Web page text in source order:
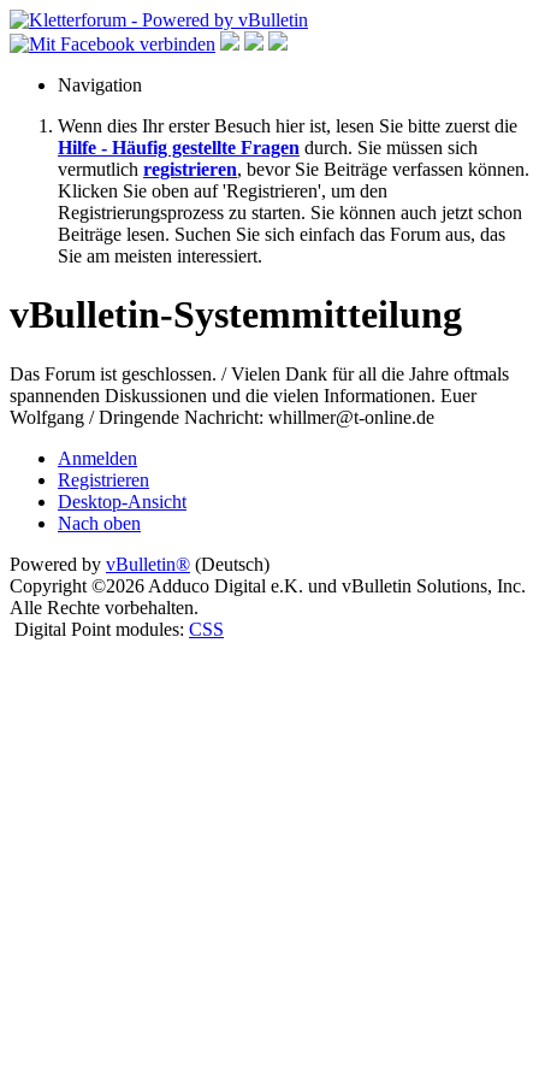
Navigation
Wenn dies Ihr erster Besuch hier ist, lesen Sie bitte zuerst die
Hilfe - Häufig gestellte Fragen durch. Sie müssen sich
vermutlich registrieren, bevor Sie Beiträge verfassen können.
Klicken Sie oben auf 'Registrieren', um den
Registrierungsprozess zu starten. Sie können auch jetzt schon
Beiträge lesen. Suchen Sie sich einfach das Forum aus, das
Sie am meisten interessiert.
vBulletin-Systemmitteilung
Das Forum ist geschlossen. / Vielen Dank für all die Jahre oftmals
spannenden Diskussionen und die vielen Informationen. Euer
Wolfgang / Dringende Nachricht: whillmer@t-online.de
Anmelden
Registrieren
Desktop-Ansicht
Nach oben
Powered by vBulletin® (Deutsch)
Copyright ©2026 Adduco Digital e.K. und vBulletin Solutions, Inc.
Alle Rechte vorbehalten.
Digital Point modules: CSS